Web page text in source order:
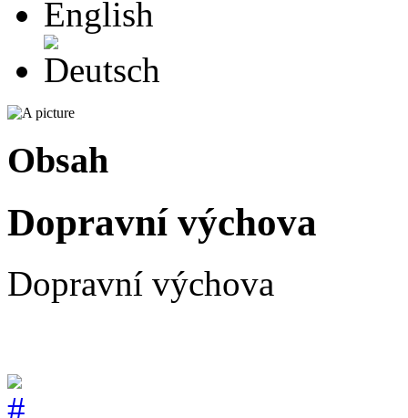
Obsah
Dopravní výchova
Dopravní výchova